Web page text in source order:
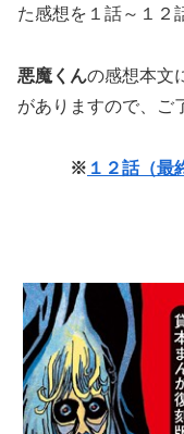
た感想を１話～１２
悪魔くんの感想本文
がありますので、ご
※ １２話（最